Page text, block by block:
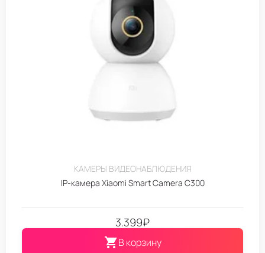
КАМЕРЫ ВИДЕОНАБЛЮДЕНИЯ
IP-камера Xiaomi Smart Camera C300
3.399₽
В корзину